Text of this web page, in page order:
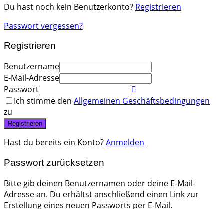
Du hast noch kein Benutzerkonto? Registrieren
Passwort vergessen?
Registrieren
Benutzername
E-Mail-Adresse
Passwort
Ich stimme den Allgemeinen Geschäftsbedingungen
zu
Registrieren
Hast du bereits ein Konto?Anmelden
Passwort zurücksetzen
Bitte gib deinen Benutzernamen oder deine E-Mail-
Adresse an. Du erhältst anschließend einen Link zur
Erstellung eines neuen Passworts per E-Mail.